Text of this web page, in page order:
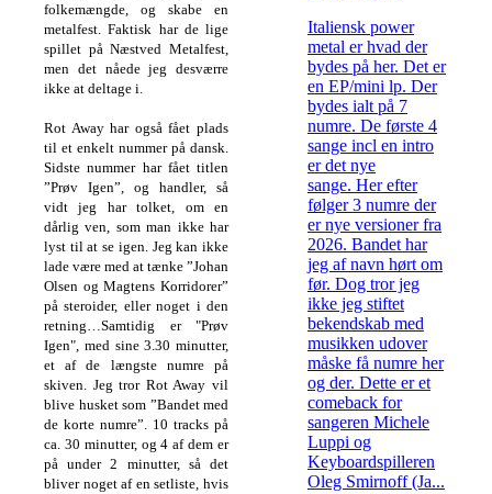
folkemængde, og skabe en
metalfest. Faktisk har de lige
spillet på Næstved Metalfest,
men det nåede jeg desværre
ikke at deltage i.
Rot Away har også fået plads
til et enkelt nummer på dansk.
Sidste nummer har fået titlen
”Prøv Igen”, og handler, så
vidt jeg har tolket, om en
dårlig ven, som man ikke har
lyst til at se igen. Jeg kan ikke
lade være med at tænke ”Johan
Olsen og Magtens Korridorer”
på steroider, eller noget i den
retning…Samtidig er "Prøv
Igen", med sine 3.30 minutter,
et af de længste numre på
skiven. Jeg tror Rot Away vil
blive husket som ”Bandet med
de korte numre”. 10 tracks på
ca. 30 minutter, og 4 af dem er
på under 2 minutter, så det
bliver noget af en setliste, hvis
Italiensk power
metal er hvad der
bydes på her. Det er
en EP/mini lp. Der
bydes ialt på 7
numre. De første 4
sange incl en intro
er det nye
sange. Her efter
følger 3 numre der
er nye versioner fra
2026. Bandet har
jeg af navn hørt om
før. Dog tror jeg
ikke jeg stiftet
bekendskab med
musikken udover
måske få numre her
og der. Dette er et
comeback for
sangeren Michele
Luppi og
Keyboardspilleren
Oleg Smirnoff (Ja...